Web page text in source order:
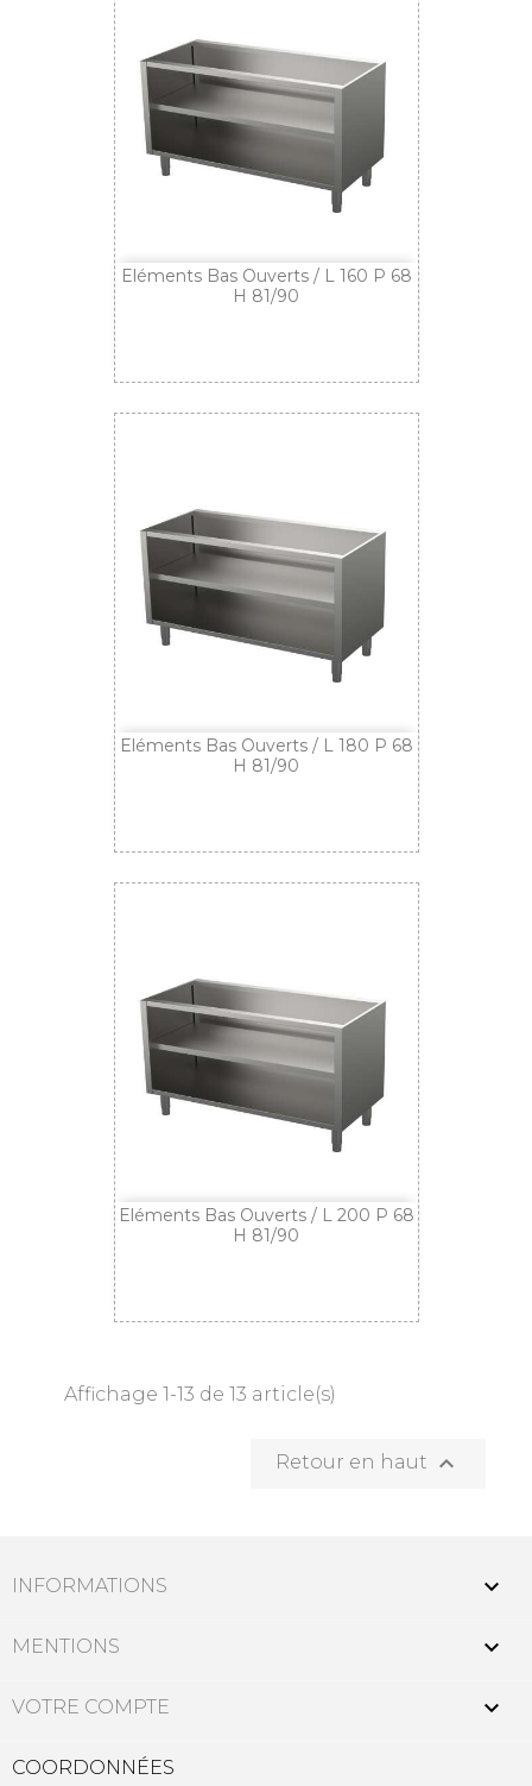
Eléments Bas Ouverts / L 160 P 68
H 81/90
Eléments Bas Ouverts / L 180 P 68
H 81/90
Eléments Bas Ouverts / L 200 P 68
H 81/90
Affichage 1-13 de 13 article(s)
Retour en haut 
INFORMATIONS 
MENTIONS 
VOTRE COMPTE 
COORDONNÉES